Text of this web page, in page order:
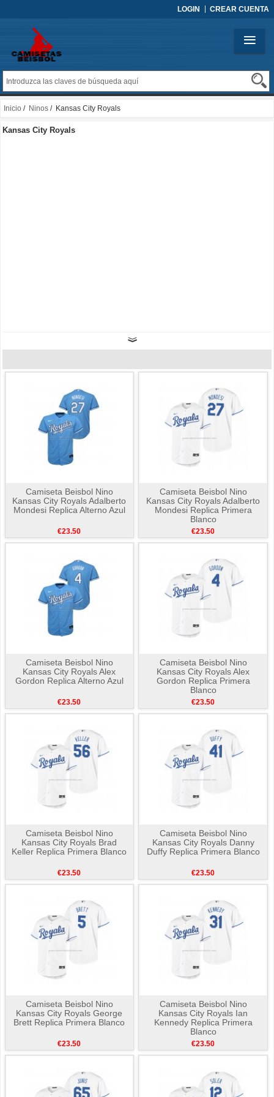
LOGIN CREAR CUENTA
Inicio / Ninos / Kansas City Royals
Kansas City Royals
Camiseta Beisbol Nino
Kansas City Royals Adalberto
Mondesi Replica Alterno Azul
€23.50
Camiseta Beisbol Nino
Kansas City Royals Adalberto
Mondesi Replica Primera
Blanco
€23.50
Camiseta Beisbol Nino
Kansas City Royals Alex
Gordon Replica Alterno Azul
€23.50
Camiseta Beisbol Nino
Kansas City Royals Alex
Gordon Replica Primera
Blanco
€23.50
Camiseta Beisbol Nino
Kansas City Royals Brad
Keller Replica Primera Blanco
€23.50
Camiseta Beisbol Nino
Kansas City Royals Danny
Duffy Replica Primera Blanco
€23.50
Camiseta Beisbol Nino
Kansas City Royals George
Brett Replica Primera Blanco
€23.50
Camiseta Beisbol Nino
Kansas City Royals Ian
Kennedy Replica Primera
Blanco
€23.50